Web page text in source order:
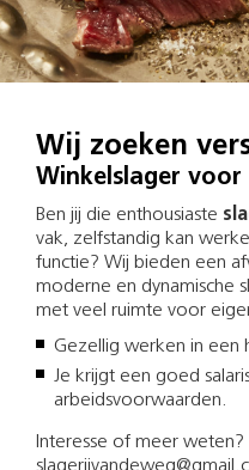
Wij zoeken
Winkelslager
Ben jij die enthousiaste
vak, zelfstandig kan
functie? Wij bieden een
moderne en dynamische
met veel ruimte voor
Gezellig werken in een
Je krijgt een goed
arbeidsvoorwaarden.
Interesse of meer weten?